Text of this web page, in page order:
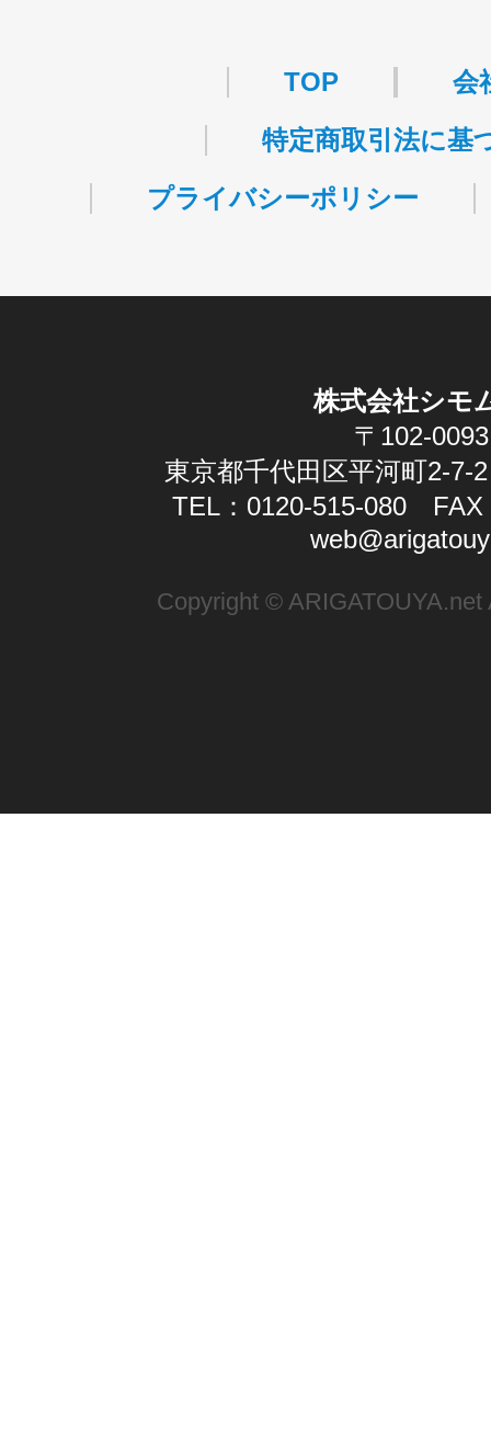
TOP
会
特定商取引法に基
プライバシーポリシー
株式会社シモ
〒102-0093
東京都千代田区平河町2-7-
TEL：0120-515-080 FAX
Copyright ©